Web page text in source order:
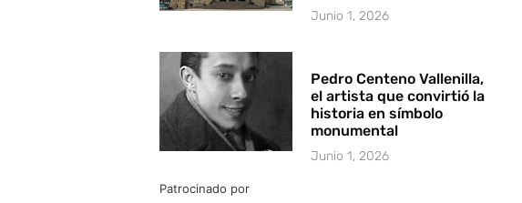
Junio 1, 2026
Pedro Centeno Vallenilla,
el artista que convirtió la
historia en símbolo
monumental
Junio 1, 2026
Patrocinado por